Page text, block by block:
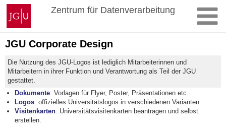
Zum
Inhalt
springen
Johannes
Gutenberg-
Universität
Mainz
Zentrum für Datenverarbeitung
JGU Corporate Design
Die Nutzung des JGU-Logos ist lediglich Mitarbeiterinnen und
Mitarbeitern in ihrer Funktion und Verantwortung als Teil der JGU
gestattet.
Dokumente: Vorlagen für Flyer, Poster, Präsentationen etc.
Logos: offizielles Universitätslogos in verschiedenen Varianten
Visitenkarten: Universitätsvisitenkarten beantragen und selbst
erstellen.